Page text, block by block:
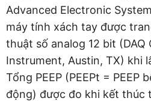
Advanced Electronic
máy tính xách tay được
thuật số analog 12 bit (DAQ
Instrument, Austin, TX) khi
Tổng PEEP (PEEPt = PEEP
động) được đo khi kết thúc